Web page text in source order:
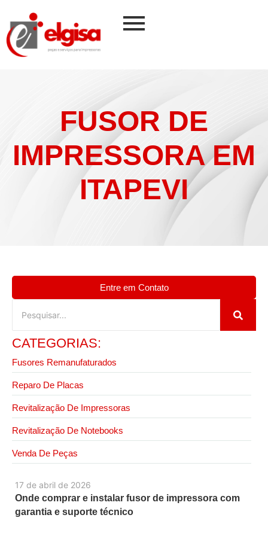
FUSOR DE
IMPRESSORA EM
ITAPEVI
17 de abril de 2026
Onde comprar e instalar fusor de impressora com
garantia e suporte técnico
Entre em Contato
CATEGORIAS:
Fusores Remanufaturados
Reparo De Placas
Revitalização De Impressoras
Revitalização De Notebooks
Venda De Peças